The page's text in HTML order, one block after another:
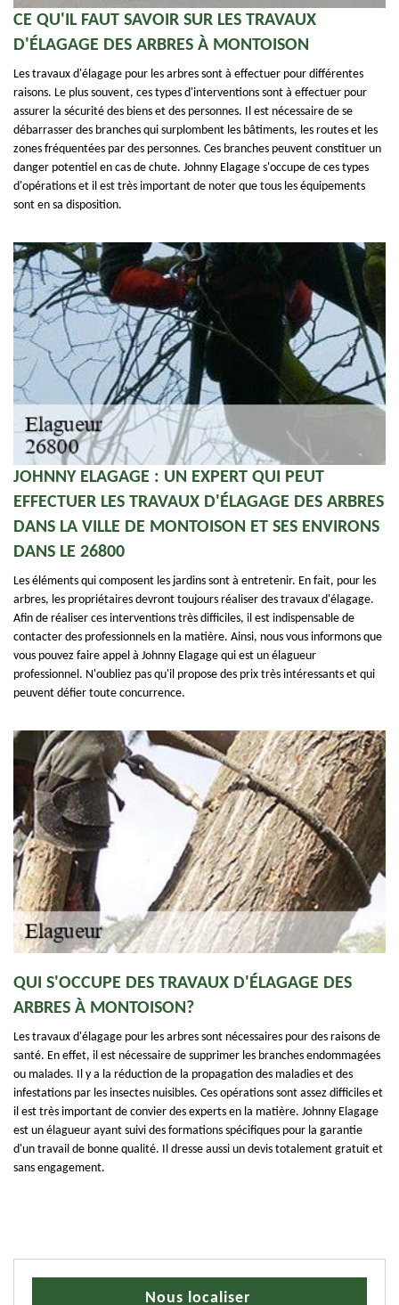
CE QU'IL FAUT SAVOIR SUR LES TRAVAUX
D'ÉLAGAGE DES ARBRES À MONTOISON
Les travaux d'élagage pour les arbres sont à effectuer pour différentes
raisons. Le plus souvent, ces types d'interventions sont à effectuer pour
assurer la sécurité des biens et des personnes. Il est nécessaire de se
débarrasser des branches qui surplombent les bâtiments, les routes et les
zones fréquentées par des personnes. Ces branches peuvent constituer un
danger potentiel en cas de chute. Johnny Elagage s'occupe de ces types
d'opérations et il est très important de noter que tous les équipements
sont en sa disposition.
JOHNNY ELAGAGE : UN EXPERT QUI PEUT
EFFECTUER LES TRAVAUX D'ÉLAGAGE DES ARBRES
DANS LA VILLE DE MONTOISON ET SES ENVIRONS
DANS LE 26800
Les éléments qui composent les jardins sont à entretenir. En fait, pour les
arbres, les propriétaires devront toujours réaliser des travaux d'élagage.
Afin de réaliser ces interventions très difficiles, il est indispensable de
contacter des professionnels en la matière. Ainsi, nous vous informons que
vous pouvez faire appel à Johnny Elagage qui est un élagueur
professionnel. N'oubliez pas qu'il propose des prix très intéressants et qui
peuvent défier toute concurrence.
QUI S'OCCUPE DES TRAVAUX D'ÉLAGAGE DES
ARBRES À MONTOISON?
Les travaux d'élagage pour les arbres sont nécessaires pour des raisons de
santé. En effet, il est nécessaire de supprimer les branches endommagées
ou malades. Il y a la réduction de la propagation des maladies et des
infestations par les insectes nuisibles. Ces opérations sont assez difficiles et
il est très important de convier des experts en la matière. Johnny Elagage
est un élagueur ayant suivi des formations spécifiques pour la garantie
d'un travail de bonne qualité. Il dresse aussi un devis totalement gratuit et
sans engagement.
Nous localiser